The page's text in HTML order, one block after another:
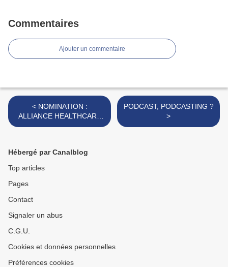
Commentaires
Ajouter un commentaire
< NOMINATION :
ALLIANCE HEALTHCARE
FRANCE
PODCAST, PODCASTING ?
>
Hébergé par Canalblog
Top articles
Pages
Contact
Signaler un abus
C.G.U.
Cookies et données personnelles
Préférences cookies